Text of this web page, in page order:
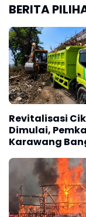
BERITA
Revitalisasi
Dimulai,
Karawang
Terbuka Hijau